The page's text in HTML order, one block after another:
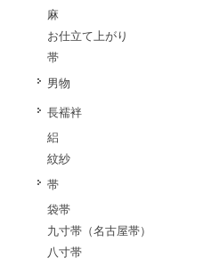
麻
お仕立て上がり
帯
男物
長襦袢
絽
紋紗
帯
袋帯
九寸帯（名古屋帯）
八寸帯